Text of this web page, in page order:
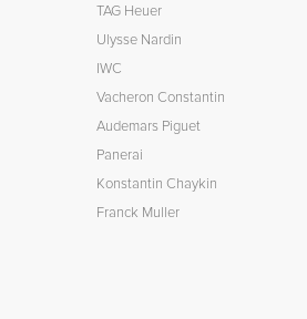
TAG Heuer
Ulysse Nardin
IWC
Vacheron Constantin
Audemars Piguet
Panerai
Konstantin Chaykin
Franck Muller